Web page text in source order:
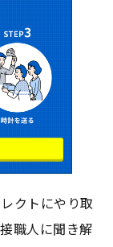
クトにやり取
職人に聞き解